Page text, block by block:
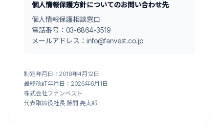
個人情報保護方針についてのお問い合わせ先
個人情報保護相談窓口
電話番号：03-6864-3519
メールアドレス：info@fanvest.co.jp
制定年月日：2018年4月12日
最終改訂年月日：2026年6月1日
株式会社ファンベスト
代表取締役社長 藤間 亮太郎